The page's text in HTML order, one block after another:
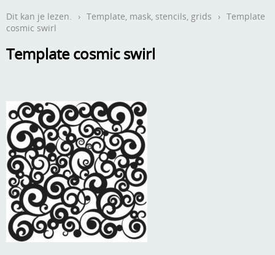
Contact
Webwinkel
Aanbiedingen
Andere
Boeken en magazines
Dies om te stansen
DVD-CD
Embossen
Verzend - en verpakkingsk
Mijn account
Info
Anders creatief
Dit kan je lezen. › Template, mask, stencils, grids › Template
cosmic swirl
Template cosmic swirl